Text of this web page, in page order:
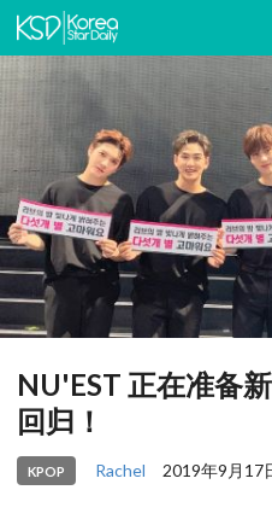
NU'EST 正在准备
回归！
KPOP Rachel 2019年9月17